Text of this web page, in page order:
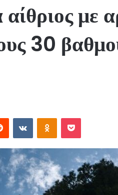
με
30
Reddit VKontakteOdnoklassniki
Pocket